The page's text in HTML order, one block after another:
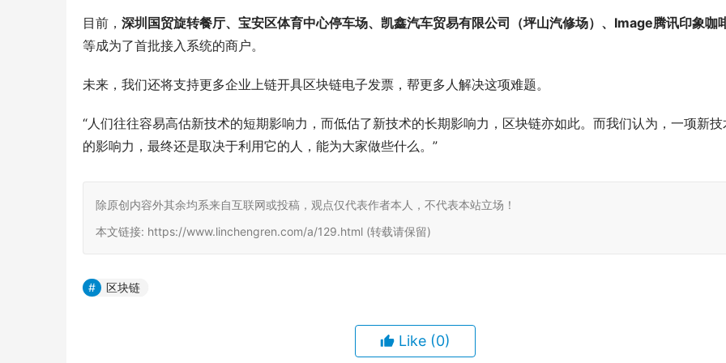
目前， 深圳国贸旋转餐厅、宝安区体育中心停车场、凯鑫汽车贸易有限公司（坪山汽修场）、Image腾讯印象咖
等成为了首批接入系统的商户。
未来，我们还将支持更多企业上链开具区块链电子发票，帮更多人解决这项难题。
“人们往往容易高估新技术的短期影响力，而低估了新技术的长期影响力，区块链亦如此。而我们认为，一项新技
的影响力，最终还是取决于利用它的人，能为大家做些什么。”
除原创内容外其余均系来自互联网或投稿，观点仅代表作者本人，不代表本站立场！
本文链接: https://www.linchengren.com/a/129.html (转载请保留)
区块链
Like (0)